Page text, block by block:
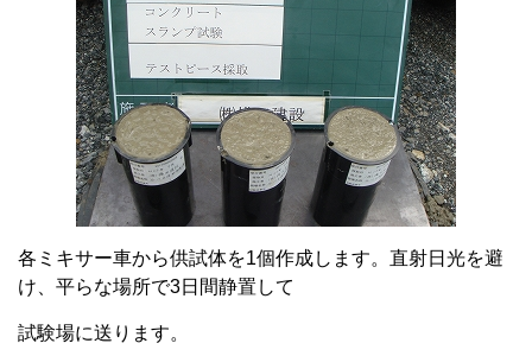
各ミキサー車から供試体を1個作成します。直射日光を避
け、平らな場所で3日間静置して
試験場に送ります。